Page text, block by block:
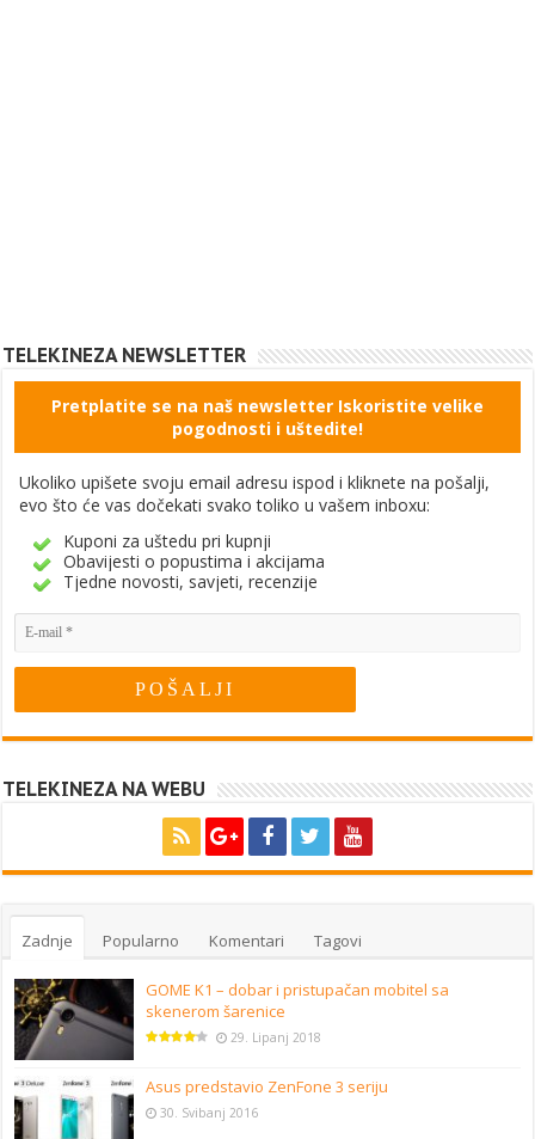
TELEKINEZA NEWSLETTER
Pretplatite se na naš newsletter Iskoristite velike
pogodnosti i uštedite!
Ukoliko upišete svoju email adresu ispod i kliknete na pošalji,
evo što će vas dočekati svako toliko u vašem inboxu:
Kuponi za uštedu pri kupnji
Obavijesti o popustima i akcijama
Tjedne novosti, savjeti, recenzije
TELEKINEZA NA WEBU
Zadnje Popularno Komentari Tagovi
GOME K1 – dobar i pristupačan mobitel sa
skenerom šarenice
29. Lipanj 2018
Asus predstavio ZenFone 3 seriju
30. Svibanj 2016